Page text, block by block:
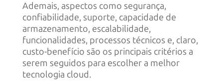
Ademais, aspectos como segurança,
confiabilidade, suporte, capacidade de
armazenamento, escalabilidade,
funcionalidades, processos técnicos e, claro,
custo-benefício são os principais critérios a
serem seguidos para escolher a melhor
tecnologia cloud.